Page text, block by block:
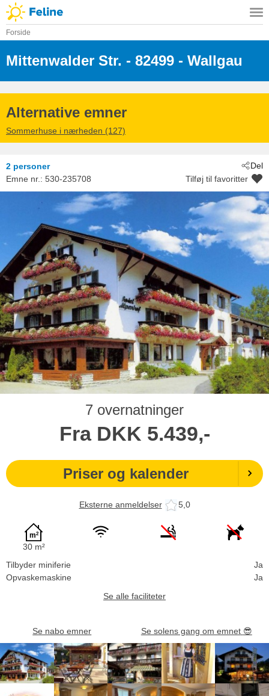
Forside
Mittenwalder Str. - 82499 - Wallgau
Alternative emner
Sommerhuse i nærheden (127)
Del
2 personer
Emne nr.: 530-235708 Tilføj til favoritter
7 overnatninger
Fra DKK 5.439,-
Priser og kalender
Eksterne anmeldelser 5,0
30 m²
Tilbyder miniferie
Ja
Opvaskemaskine
Ja
Se alle faciliteter
Se nabo emner Se solens gang om emnet 😎